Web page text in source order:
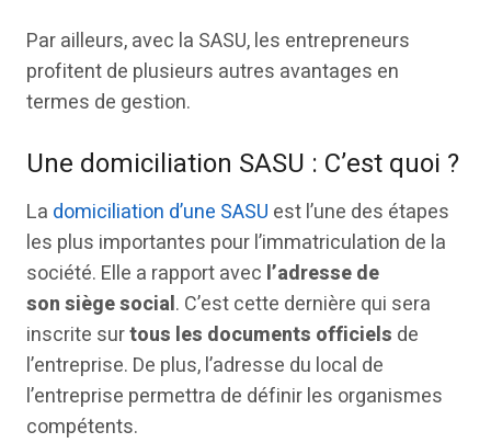
Par ailleurs, avec la SASU, les entrepreneurs
profitent de plusieurs autres avantages en
termes de gestion.
Une domiciliation SASU : C’est quoi ?
La domiciliation d’une SASU est l’une des étapes
les plus importantes pour l’immatriculation de la
société. Elle a rapport avec l’adresse de
sonsiège social. C’est cette dernière qui sera
inscrite surtous les documents officiels de
l’entreprise. De plus, l’adresse du local de
l’entreprise permettra de définir les organismes
compétents.